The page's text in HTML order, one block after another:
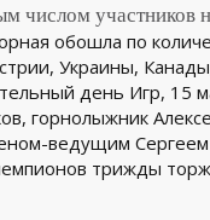
числом участников
обошла по
Украины,
день Игр, 15
горнолыжник
ведущим
трижды